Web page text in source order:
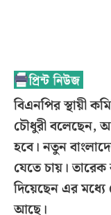
বিএনপির স্থায়ী
চৌধুরী বলেছেন,
হবে। নতুন
যেতে চায়। তারেক
দিয়েছেন এর
আছে।